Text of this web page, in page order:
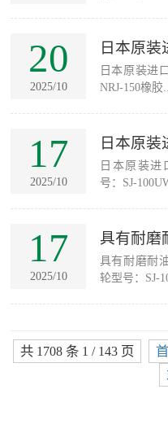
20
2025/10
日本原装
日本原装进
NRJ-150橡胶...
17
2025/10
日本原装
日本原装进
号：SJ-
17
2025/10
具有耐磨
具有耐磨耐
轮型号：SJ-
共 1708 条 1 / 143 页